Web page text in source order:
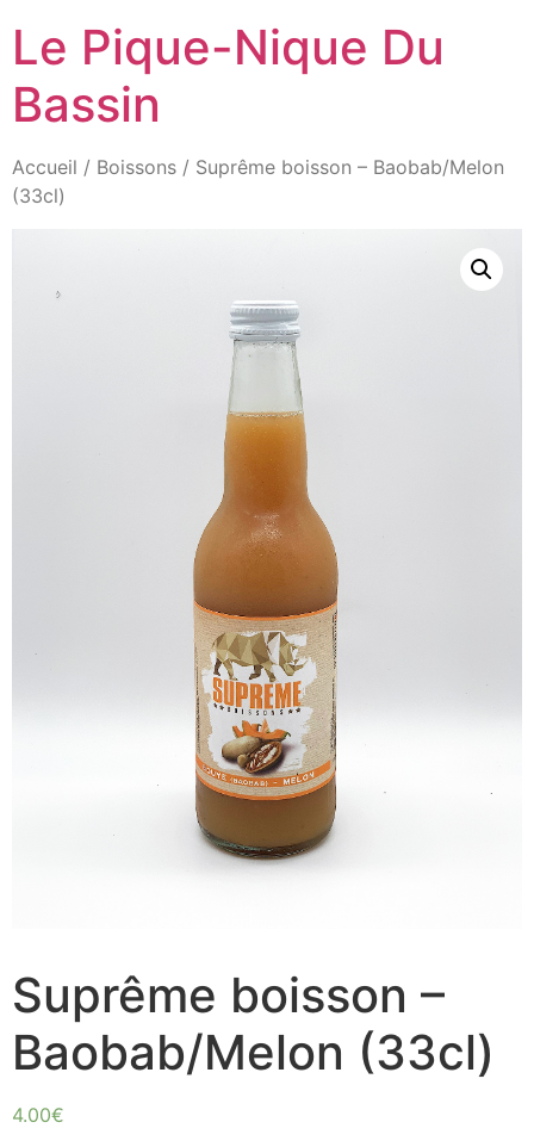
contenu
Le Pique-Nique Du
Bassin
Accueil / Boissons / Suprême boisson – Baobab/Melon
(33cl)
Suprême boisson –
Baobab/Melon (33cl)
4.00€